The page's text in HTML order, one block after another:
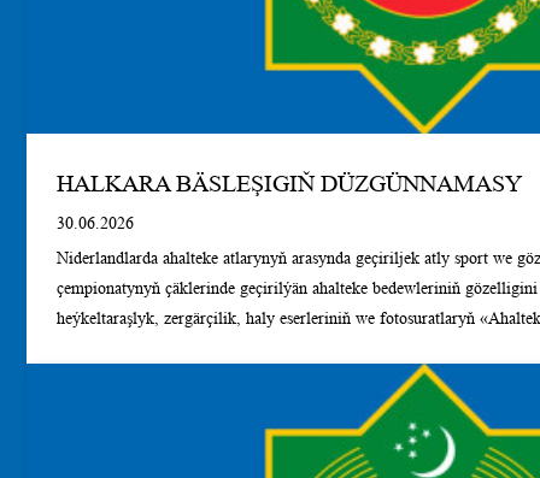
HALKARA BÄSLEŞIGIŇ DÜZGÜNNAMASY
30.06.2026
Niderlandlarda ahalteke atlarynyň arasynda geçiriljek atly sport we
çempionatynyň çäklerinde geçirilýän ahalteke bedewleriniň
heýkeltaraşlyk, zergärçilik, haly eserleriniň we fotosuratlaryň